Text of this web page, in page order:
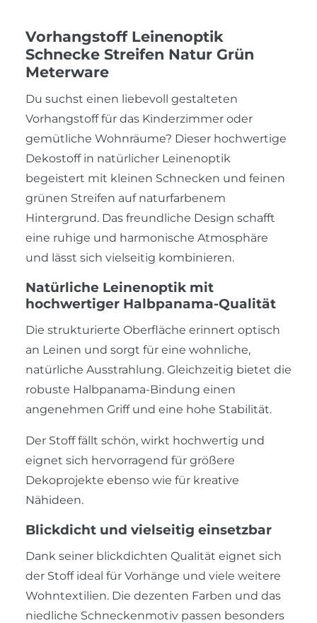
Vorhangstoff Leinenoptik
Schnecke Streifen Natur Grün
Meterware
Du suchst einen liebevoll gestalteten
Vorhangstoff für das Kinderzimmer oder
gemütliche Wohnräume? Dieser hochwertige
Dekostoff in natürlicher Leinenoptik
begeistert mit kleinen Schnecken und feinen
grünen Streifen auf naturfarbenem
Hintergrund. Das freundliche Design schafft
eine ruhige und harmonische Atmosphäre
und lässt sich vielseitig kombinieren.
Natürliche Leinenoptik mit
hochwertiger Halbpanama-Qualität
Die strukturierte Oberfläche erinnert optisch
an Leinen und sorgt für eine wohnliche,
natürliche Ausstrahlung. Gleichzeitig bietet die
robuste Halbpanama-Bindung einen
angenehmen Griff und eine hohe Stabilität.
Der Stoff fällt schön, wirkt hochwertig und
eignet sich hervorragend für größere
Dekoprojekte ebenso wie für kreative
Nähideen.
Blickdicht und vielseitig einsetzbar
Dank seiner blickdichten Qualität eignet sich
der Stoff ideal für Vorhänge und viele weitere
Wohntextilien. Die dezenten Farben und das
niedliche Schneckenmotiv passen besonders